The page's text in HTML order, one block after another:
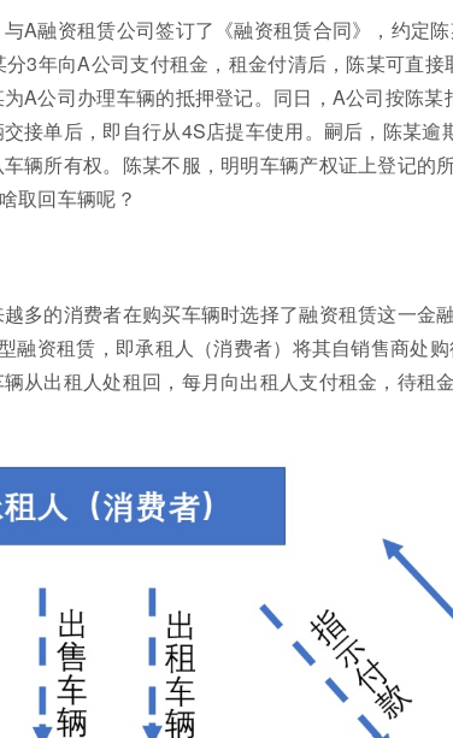
A融资租赁公司签订了《融资租赁合同》，约定
分3年向A公司支付租金，租金付清后，陈某可直
A公司办理车辆的抵押登记。同日，A公司按陈
接单后，即自行从4S店提车使用。嗣后，陈某
辆所有权。陈某不服，明明车辆产权证上登记的
取回车辆呢？
多的消费者在购买车辆时选择了融资租赁这一金
融资租赁，即承租人（消费者）将其自销售商处
从出租人处租回，每月向出租人支付租金，待租